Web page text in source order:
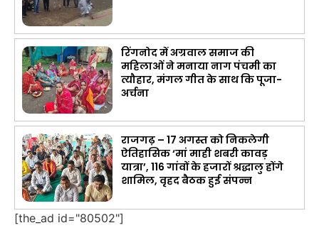
रिंगनोद में अग्रवाल समाज की
महिलाओं ने मनाया नाग पंचमी का
त्यौहार, मंगल गीत के साथ कि पूजा-
अर्चना
राजगढ़ – 17 अगस्त को निकलेगी
ऐतिहासिक ‘मां माही शबरी कावड़
यात्रा’, 116 गांवों के हजारों श्रद्धालु होंगे
शामिल, वृहद बैठक हुई संपन्न
[the_ad id="80502"]